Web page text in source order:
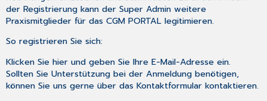
der Registrierung kann der Super Admin weitere
Praxismitglieder für das CGM PORTAL legitimieren.
So registrieren Sie sich:
Klicken Siehier und geben Sie Ihre E-Mail-Adresse ein.
Sollten Sie Unterstützung bei der Anmeldung benötigen,
können Sie uns gerne über dasKontaktformular kontaktieren.